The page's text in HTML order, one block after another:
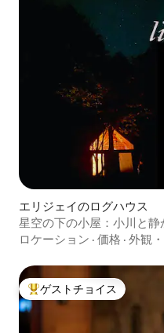
エリジェイのログハウス
星空の下の小屋：小川と静
ロケーション · 価格 · 外観
大好評のゲストチョイスで
ゲストチョイス